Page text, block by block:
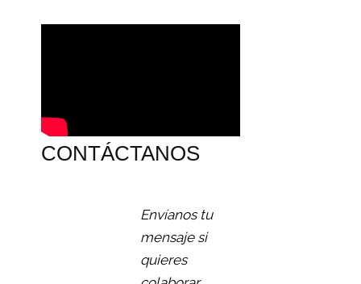
CONTÁCTANOS
Envíanos tu
mensaje si
quieres